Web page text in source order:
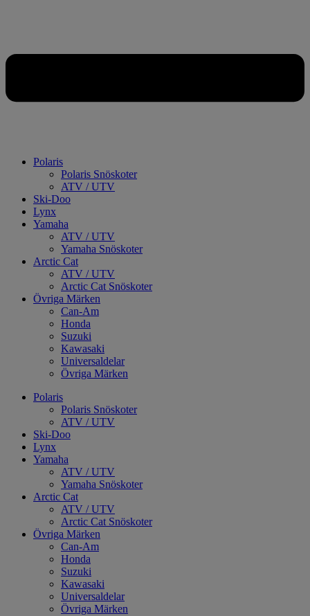
Polaris
Polaris Snöskoter
ATV / UTV
Ski-Doo
Lynx
Yamaha
ATV / UTV
Yamaha Snöskoter
Arctic Cat
ATV / UTV
Arctic Cat Snöskoter
Övriga Märken
Can-Am
Honda
Suzuki
Kawasaki
Universaldelar
Övriga Märken
Polaris
Polaris Snöskoter
ATV / UTV
Ski-Doo
Lynx
Yamaha
ATV / UTV
Yamaha Snöskoter
Arctic Cat
ATV / UTV
Arctic Cat Snöskoter
Övriga Märken
Can-Am
Honda
Suzuki
Kawasaki
Universaldelar
Övriga Märken